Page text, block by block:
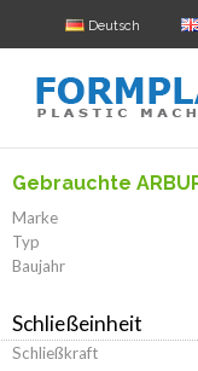
Deutsch
Gebrauchte
Marke
Typ
Baujahr
Schließeinheit
Schließkraft